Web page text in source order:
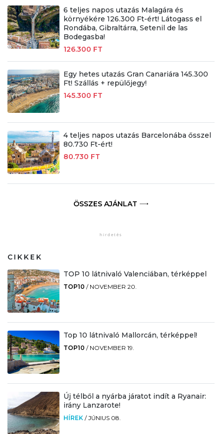
6 teljes napos utazás Malagára és
környékére 126.300 Ft-ért! Látogass el
Rondába, Gibraltárra, Setenil de las
Bodegasba!
126.300 FT
Egy hetes utazás Gran Canariára 145.300
Ft! Szállás + repülőjegy!
145.300 FT
4 teljes napos utazás Barcelonába ősszel
80.730 Ft-ért!
80.730 FT
ÖSSZES AJÁNLAT
CIKKEK
TOP 10 látnivaló Valenciában, térképpel
TOP10 / NOVEMBER 20.
Top 10 látnivaló Mallorcán, térképpel!
TOP10 / NOVEMBER 19.
Új télből a nyárba járatot indít a Ryanair:
irány Lanzarote!
HÍREK /JÚNIUS 08.